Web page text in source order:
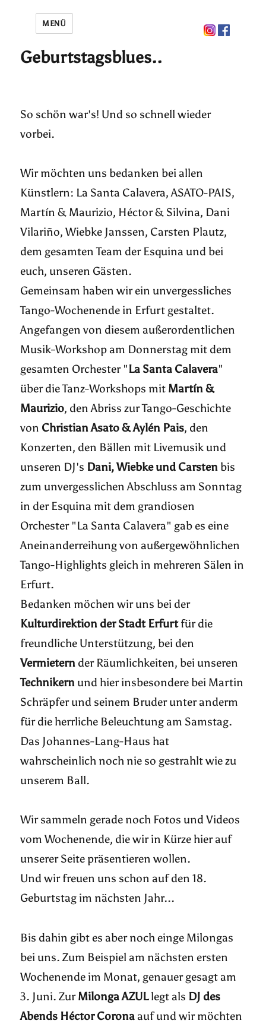
MENÜ
Geburtstagsblues..
So schön war's! Und so schnell wieder
vorbei.
Wir möchten uns bedanken bei allen
Künstlern: La Santa Calavera, ASATO-PAIS,
Martín & Maurizio, Héctor & Silvina, Dani
Vilariño, Wiebke Janssen, Carsten Plautz,
dem gesamten Team der Esquina und bei
euch, unseren Gästen.
Gemeinsam haben wir ein unvergessliches
Tango-Wochenende in Erfurt gestaltet.
Angefangen von diesem außerordentlichen
Musik-Workshop am Donnerstag mit dem
gesamten Orchester "La Santa Calavera"
über die Tanz-Workshops mit Martín &
Maurizio, den Abriss zur Tango-Geschichte
von Christian Asato & Aylén Pais, den
Konzerten, den Bällen mit Livemusik und
unseren DJ's Dani, Wiebke und Carsten bis
zum unvergesslichen Abschluss am Sonntag
in der Esquina mit dem grandiosen
Orchester "La Santa Calavera" gab es eine
Aneinanderreihung von außergewöhnlichen
Tango-Highlights gleich in mehreren Sälen in
Erfurt.
Bedanken möchen wir uns bei der
Kulturdirektion der Stadt Erfurtfür die
freundliche Unterstützung, bei den
Vermietern der Räumlichkeiten, bei unseren
Technikern und hier insbesondere bei Martin
Schräpfer und seinem Bruder unter anderm
für die herrliche Beleuchtung am Samstag.
Das Johannes-Lang-Haus hat
wahrscheinlich noch nie so gestrahlt wie zu
unserem Ball.
Wir sammeln gerade noch Fotos und Videos
vom Wochenende, die wir in Kürze hier auf
unserer Seite präsentieren wollen.
Und wir freuen uns schon auf den 18.
Geburtstag im nächsten Jahr...
Bis dahin gibt es aber noch einge Milongas
bei uns. Zum Beispiel am nächsten ersten
Wochenende im Monat, genauer gesagt am
3. Juni. ZurMilonga AZULlegt als DJ des
Abends Héctor Corona auf und wir möchten